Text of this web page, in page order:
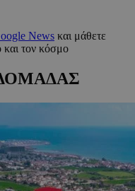
News και μάθετε
και τον κόσμο